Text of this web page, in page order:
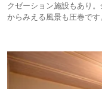
クゼーション施設もあり
からみえる風景も圧巻です